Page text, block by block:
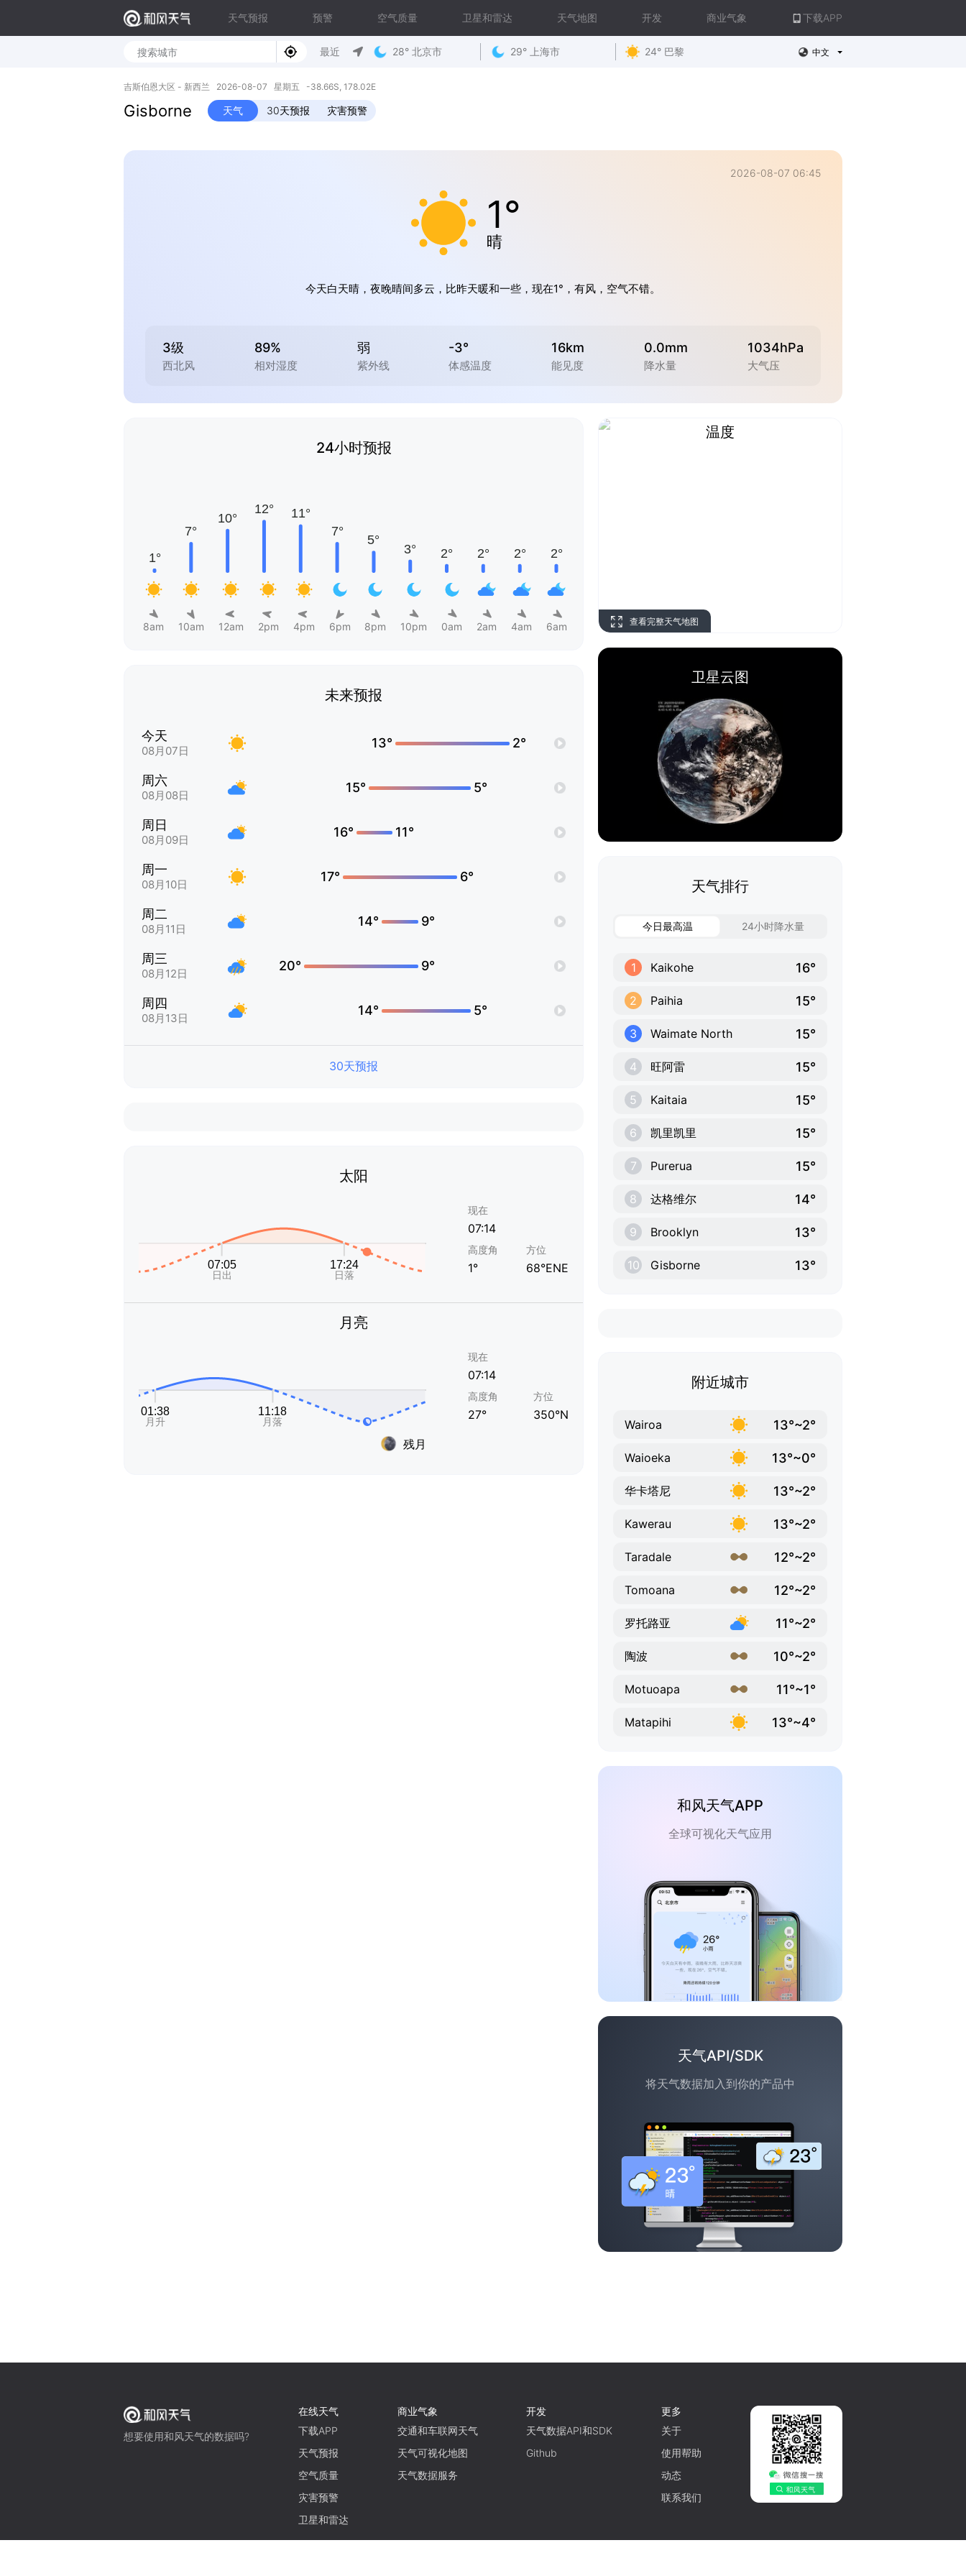
天气预报 预警 空气质量 卫星和雷达 天气地图 开发 商业气象 下载APP
最近 28° 北京市 29° 上海市 24° 巴黎 中文
吉斯伯恩大区 - 新西兰 2026-08-07 星期五 -38.66S, 178.02E
Gisborne 天气 30天预报 灾害预警
2026-08-07 06:45
1°
晴
今天白天晴，夜晚晴间多云，比昨天暖和一些，现在1°，有风，空气不错。
3级
西北风
89%
相对湿度
弱
紫外线
-3°
体感温度
16km
能见度
0.0mm
降水量
1034hPa
大气压
24小时预报
8am 10am 12am 2pm 4pm 6pm 8pm 10pm 0am 2am 4am 6am
未来预报
今天
08月07日
13° 2°
周六
08月08日
15° 5°
周日
08月09日
16° 11°
周一
08月10日
17° 6°
周二
08月11日
14° 9°
周三
08月12日
20° 9°
周四
08月13日
14° 5°
30天预报
太阳
现在
07:14
高度角
1°
方位
68°ENE
月亮
残月
现在
07:14
高度角
27°
方位
350°N
温度
查看完整天气地图
卫星云图
天气排行
今日最高温 24小时降水量
1 Kaikohe 16°
2 Paihia 15°
3 Waimate North 15°
4 旺阿雷 15°
5 Kaitaia 15°
6 凯里凯里 15°
7 Purerua 15°
8 达格维尔 14°
9 Brooklyn 13°
10 Gisborne 13°
附近城市
Wairoa 13°~2°
Waioeka 13°~0°
华卡塔尼 13°~2°
Kawerau 13°~2°
Taradale 12°~2°
Tomoana 12°~2°
罗托路亚 11°~2°
陶波 10°~2°
Motuoapa 11°~1°
Matapihi 13°~4°
和风天气APP
全球可视化天气应用
天气API/SDK
将天气数据加入到你的产品中
想要使用和风天气的数据吗?
在线天气
下载APP
天气预报
空气质量
灾害预警
卫星和雷达
商业气象
交通和车联网天气
天气可视化地图
天气数据服务
开发
天气数据API和SDK
Github
更多
关于
使用帮助
动态
联系我们